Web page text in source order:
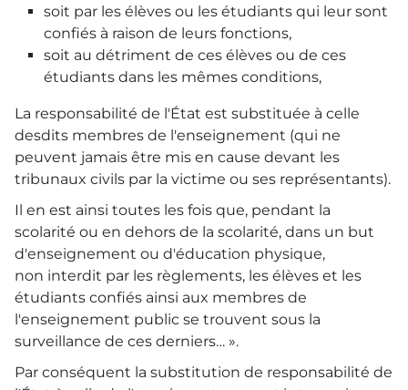
soit par les élèves ou les étudiants qui leur sont
confiés à raison de leurs fonctions,
soit au détriment de ces élèves ou de ces
étudiants dans les mêmes conditions,
La responsabilité de l'État est substituée à celle
desdits membres de l'enseignement (qui ne
peuvent jamais être mis en cause devant les
tribunaux civils par la victime ou ses représentants).
Il en est ainsi toutes les fois que, pendant la
scolarité ou en dehors de la scolarité, dans un but
d'enseignement ou d'éducation physique,
non interdit par les règlements, les élèves et les
étudiants confiés ainsi aux membres de
l'enseignement public se trouvent sous la
surveillance de ces derniers… ».
Par conséquent la substitution de responsabilité de